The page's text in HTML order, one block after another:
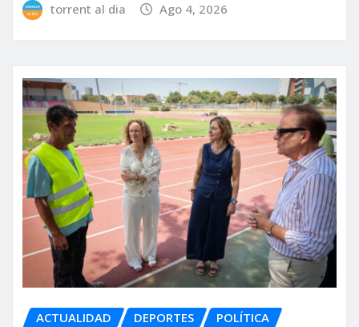
torrent al dia Ago 4, 2026
ACTUALIDAD DEPORTES POLÍTICA